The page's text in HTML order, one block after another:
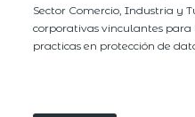
Sector Comercio, Industria y
corporativas vinculantes
practicas en protección de